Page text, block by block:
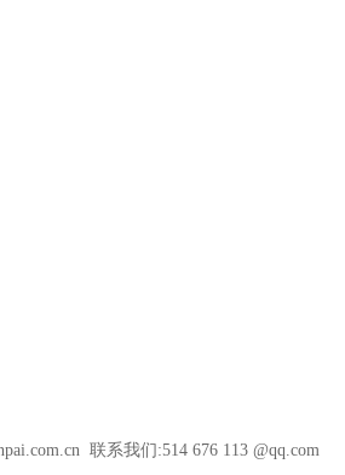
联系我们:514 676 113 @qq.com